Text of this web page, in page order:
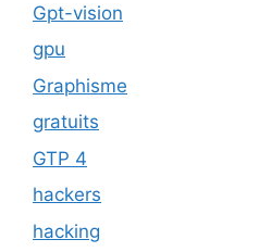
Gpt-vision
gpu
Graphisme
gratuits
GTP 4
hackers
hacking